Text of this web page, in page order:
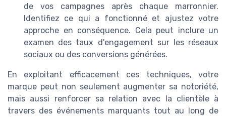
de vos campagnes après chaque marronnier.
Identifiez ce qui a fonctionné et ajustez votre
approche en conséquence. Cela peut inclure un
examen des taux d'engagement sur les réseaux
sociaux ou des conversions générées.
En exploitant efficacement ces techniques, votre
marque peut non seulement augmenter sa notoriété,
mais aussi renforcer sa relation avec la clientèle à
travers des événements marquants tout au long de